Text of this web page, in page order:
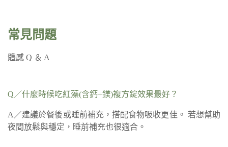
常見問題
體感 Q ＆ A
Q／什麼時候吃紅藻(含鈣+鎂)複方錠效果最好？
A／建議於餐後或睡前補充，搭配食物吸收更佳。 若想幫助
夜間放鬆與穩定，睡前補充也很適合。